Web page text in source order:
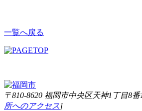
一覧へ戻る
〒810-8620 福岡市中央区天神1丁目8
所へのアクセス]